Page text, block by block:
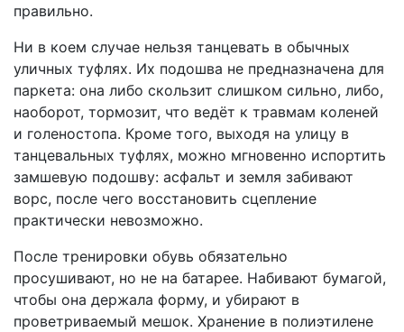
правильно.
Ни в коем случае нельзя танцевать в обычных
уличных туфлях. Их подошва не предназначена для
паркета: она либо скользит слишком сильно, либо,
наоборот, тормозит, что ведёт к травмам коленей
и голеностопа. Кроме того, выходя на улицу в
танцевальных туфлях, можно мгновенно испортить
замшевую подошву: асфальт и земля забивают
ворс, после чего восстановить сцепление
практически невозможно.
После тренировки обувь обязательно
просушивают, но не на батарее. Набивают бумагой,
чтобы она держала форму, и убирают в
проветриваемый мешок. Хранение в полиэтилене